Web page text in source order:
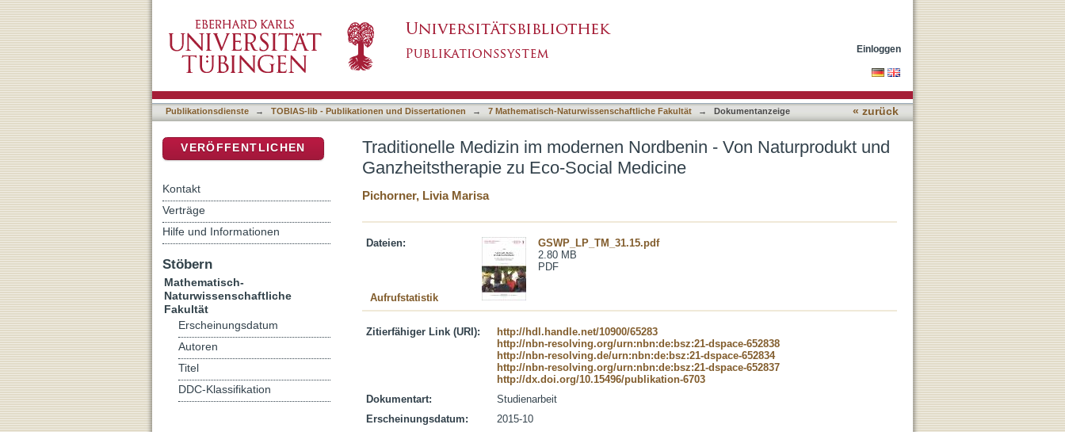
Social Medicine
Einloggen
Publikationsdienste → TOBIAS-lib - Publikationen und Dissertationen → 7 Mathematisch-Naturwissenschaftliche Fakultät → Dokumentanzeige « zurück
Traditionelle Medizin im modernen Nordbenin - Von Naturprodukt und
Ganzheitstherapie zu Eco-Social Medicine
Pichorner, Livia Marisa
Dateien:
GSWP_LP_TM_31.15.pdf
2.80 MB
PDF
Aufrufstatistik
Zitierfähiger Link (URI):
http://hdl.handle.net/10900/65283
http://nbn-resolving.org/urn:nbn:de:bsz:21-dspace-652838
http://nbn-resolving.de/urn:nbn:de:bsz:21-dspace-652834
http://nbn-resolving.org/urn:nbn:de:bsz:21-dspace-652837
http://dx.doi.org/10.15496/publikation-6703
Dokumentart:
Studienarbeit
Erscheinungsdatum:
2015-10
VERÖFFENTLICHEN
Kontakt
Verträge
Hilfe und Informationen
Stöbern
Mathematisch-
Naturwissenschaftliche
Fakultät
Erscheinungsdatum
Autoren
Titel
DDC-Klassifikation